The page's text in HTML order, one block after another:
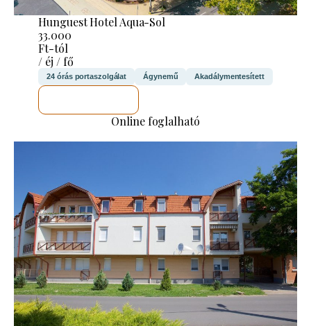
Hunguest Hotel Aqua-Sol
33.000
Ft-tól
/ éj / fő
24 órás portaszolgálat Ágynemű Akadálymentesített
Online foglalható